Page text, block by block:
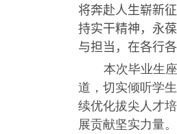
将奔赴人生崭新
持实干精神，永
与担当，在各行
本次毕业生
道，切实倾听学
续优化拔尖人才
展贡献坚实力量。